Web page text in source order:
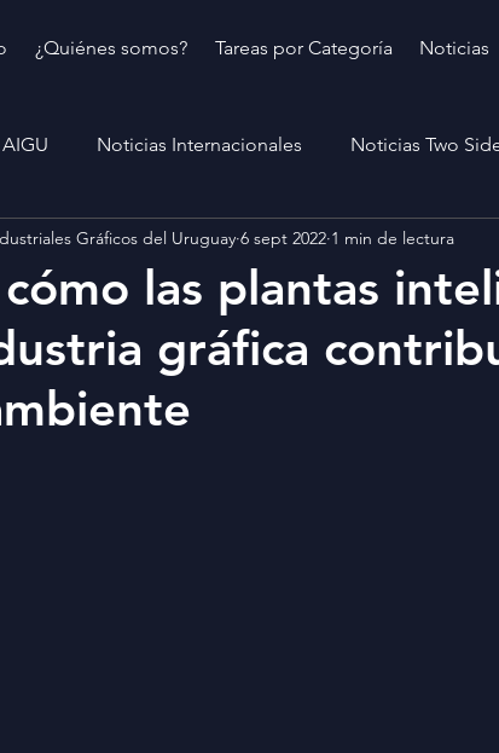
¿Quiénes somos? Tareas por Categoría Noticias
Noticias Internacionales Noticias Two
las plantas
gráfica
Gráficos del Uruguay 6 sept 2022 1 min de lectura